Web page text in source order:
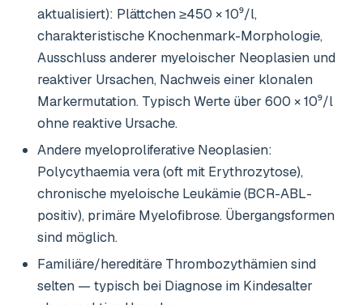
aktualisiert): Plättchen ≥450 × 10⁹/l,
charakteristische Knochenmark-Morphologie,
Ausschluss anderer myeloischer Neoplasien und
reaktiver Ursachen, Nachweis einer klonalen
Markermutation. Typisch Werte über 600 × 10⁹/l
ohne reaktive Ursache.
Andere myeloproliferative Neoplasien:
Polycythaemia vera (oft mit Erythrozytose),
chronische myeloische Leukämie (BCR-ABL-
positiv), primäre Myelofibrose. Übergangsformen
sind möglich.
Familiäre/hereditäre Thrombozythämien sind
selten — typisch bei Diagnose im Kindesalter